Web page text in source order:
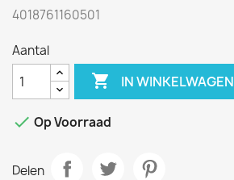
4018761160501
Aantal
 IN WINKELWAGEN
 Op Voorraad
Delen